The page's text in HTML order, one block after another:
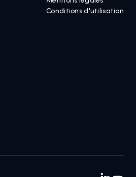
Conditions d'utilisation